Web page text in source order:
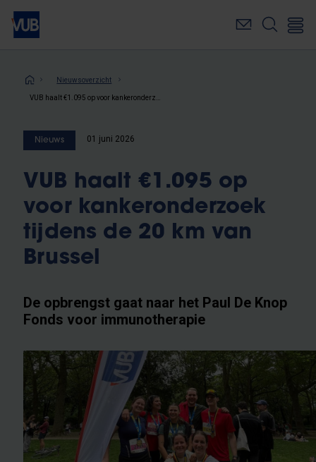
Overslaan
naar
inhoudKruimelpad
Nieuwsoverzicht
Nieuws 01 juni 2026
VUB haalt €1.095 op
voor kankeronderzoek
tijdens de 20 km van
Brussel
De opbrengst gaat naar het Paul De Knop
Fonds voor immunotherapie